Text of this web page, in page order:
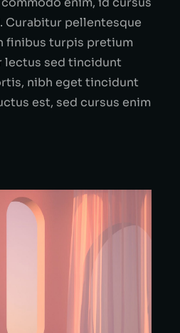
Curabitur pellentesque
finibus turpis pretium
lectus sed tincidunt
nibh eget tincidunt
est, sed cursus enim